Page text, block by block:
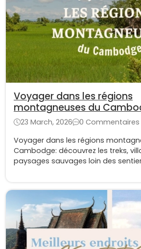
Voyager dans les régions
montagneuses du
complet pour les
23 March, 2026
0 Commentaires
Voyager dans les régions
Cambodge: découvrez les treks,
paysages sauvages loin des